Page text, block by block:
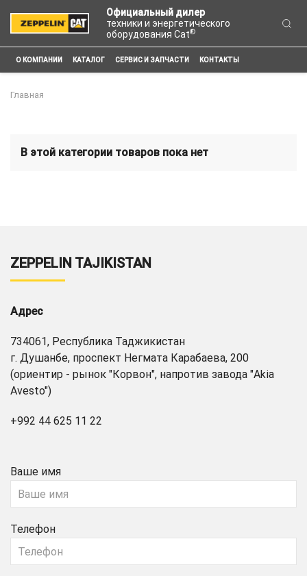
Официальный дилер
техники и энергетического
оборудования Cat®
О КОМПАНИИ КАТАЛОГ СЕРВИС И ЗАПЧАСТИ КОНТАКТЫ
Главная
В этой категории товаров пока нет
ZEPPELIN TAJIKISTAN
Адрес
734061, Республика Таджикистан
г. Душанбе, проспект Негмата Карабаева, 200
(ориентир - рынок "Корвон", напротив завода "Akia
Avesto")
+992 44 625 11 22
Ваше имя
Телефон